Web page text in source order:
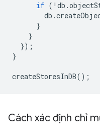
if ( ! db .
db .
}
}
});
}
createStoresInDB();
Cách xác định chỉ